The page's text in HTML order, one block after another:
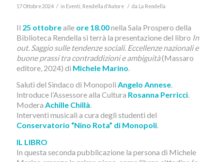
17 Ottobre 2024 / in Eventi Rendella d'Autore / da La Rendella
Il 25 ottobrealle ore 18.00nella Sala Prospero della
Biblioteca Rendella si terrà la presentazione del libro In
out. Saggio sulle tendenze sociali. Eccellenze nazionali e
buone prassi tra contraddizioni e ambiguità(Massaro
editore, 2024) di Michele Marino
Saluti del Sindaco di Monopoli Angelo Annese.
Introduce l’Assessore alla Cultura Rosanna Perricci.
Modera Achille Chillà.
Interventi musicali a cura degli studenti del
Conservatorio “Nino Rota” di Monopoli.
IL LIBRO
In questa seconda pubblicazione la persona di Michele